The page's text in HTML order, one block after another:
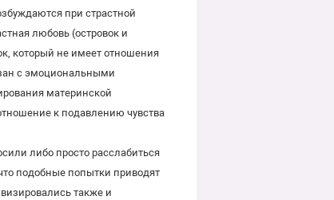
при страстной
любовь (островок и
который не имеет отношения
с эмоциональными
материнской
к подавлению чувства
либо просто расслабиться
подобные попытки приводят
также и